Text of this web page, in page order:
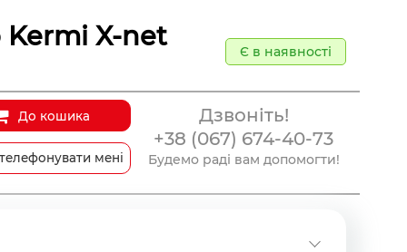
Kermi X-net Є в наявності
До кошика
мені
Дзвоніть!
+38 (067) 674-40-73
Будемо раді вам допомогти!